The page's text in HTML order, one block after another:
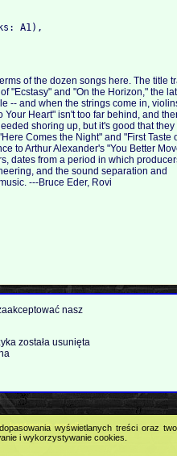
A1),
of the dozen songs here. The title
"Ecstasy" and "On the Horizon," the
-- and when the strings come in,
Heart" isn't too far behind, and
shoring up, but it's good that they
Comes the Night" and "First Taste
to Arthur Alexander's "You Better
dates from a period in which
and the sound separation and
---Bruce Eder, Rovi
nasz
została usunięta
wyświetlanych treści oraz
i wykorzystywanie cookies.
- best music portal!.